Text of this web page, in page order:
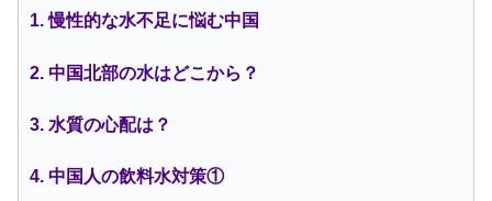
1. 慢性的な水不足に悩む中国
2. 中国北部の水はどこから？
3. 水質の心配は？
4. 中国人の飲料水対策①